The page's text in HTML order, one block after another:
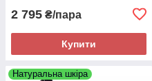
2 795 ₴/пара
Купити
Натуральна шкіра